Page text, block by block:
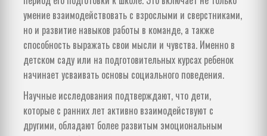
умение взаимодействовать с взрослыми и сверстниками,
но и развитие навыков работы в команде, а также
способность выражать свои мысли и чувства. Именно в
детском саду или на подготовительных курсах ребенок
начинaет усваивать основы социального поведения.
Научные исследования подтверждают, что дети,
которые с ранних лет активно взаимодействуют с
другими, обладают более развитым эмоциональным